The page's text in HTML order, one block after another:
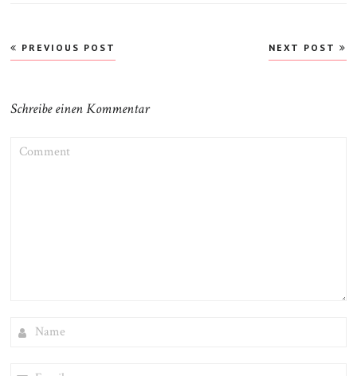
Beitragsnavigation
PREVIOUS POST NEXT POST
Schreibe einen Kommentar